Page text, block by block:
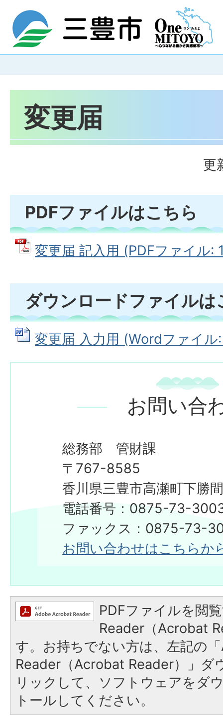
変更届
更
PDFファイルはこちら
変更届 記入用 (PDFファイル:
ダウンロードファイルは
変更届 入力用 (Wordファイル
お問い合
総務部 管財課
〒767-8585
香川県三豊市高瀬町下勝
電話番号：0875-73-
ファックス：0875-73-
お問い合わせはこちらか
PDFファイルを閲
Reader（Acrobat
す。お持ちでない方は、左記の
Reader（Acrobat Reader）」ダ
リックして、ソフトウェアをダ
トールしてください。